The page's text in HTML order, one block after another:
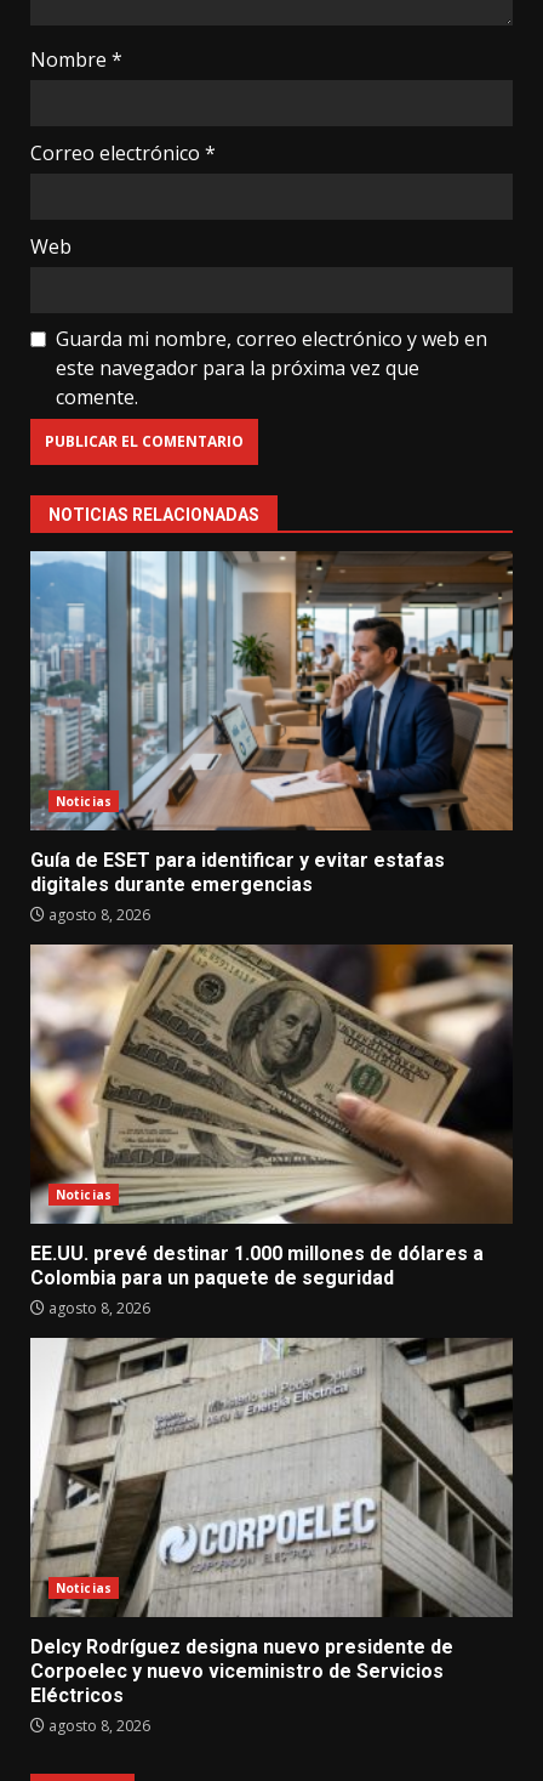
Nombre *
Correo electrónico *
Web
Guarda mi nombre, correo electrónico y web en
este navegador para la próxima vez que
comente.
NOTICIAS RELACIONADAS
Noticias
Guía de ESET para identificar y evitar estafas
digitales durante emergencias
agosto 8, 2026
Noticias
EE.UU. prevé destinar 1.000 millones de dólares a
Colombia para un paquete de seguridad
agosto 8, 2026
Noticias
Delcy Rodríguez designa nuevo presidente de
Corpoelec y nuevo viceministro de Servicios
Eléctricos
agosto 8, 2026